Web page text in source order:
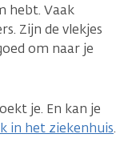
hebt. Vaak
Zijn de vlekjes
om naar je
je. En kan je
in het ziekenhuis.